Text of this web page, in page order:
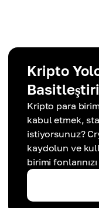
Kripto
Kripto para
kabul etmek,
istiyorsunuz?
kaydolun ve
birimi